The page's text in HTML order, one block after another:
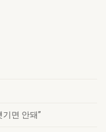
면 안돼”